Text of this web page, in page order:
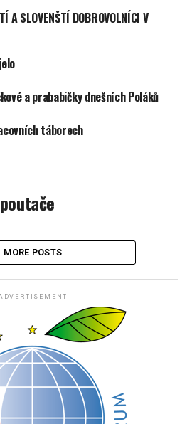
SLOVENŠTÍ DOBROVOLNÍCI V
a prababičky dnešních Poláků
táborech
MORE POSTS